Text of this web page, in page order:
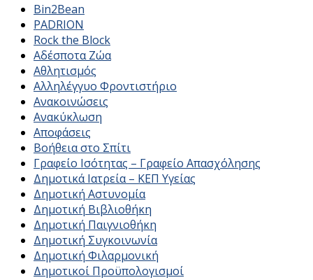
Bin2Bean
PADRION
Rock the Block
Αδέσποτα Ζώα
Αθλητισμός
Αλληλέγγυο Φροντιστήριο
Ανακοινώσεις
Ανακύκλωση
Αποφάσεις
Βοήθεια στο Σπίτι
Γραφείο Ισότητας – Γραφείο Απασχόλησης
Δημοτικά Ιατρεία – ΚΕΠ Υγείας
Δημοτική Αστυνομία
Δημοτική Βιβλιοθήκη
Δημοτική Παιγνιοθήκη
Δημοτική Συγκοινωνία
Δημοτική Φιλαρμονική
Δημοτικοί Προϋπολογισμοί